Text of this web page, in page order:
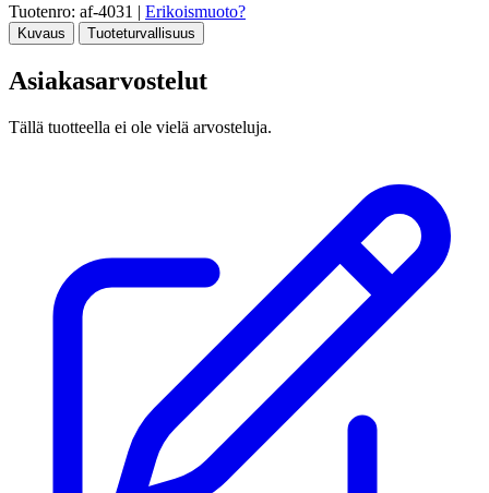
Tuotenro: af-4031 | Erikoismuoto?
Kuvaus Tuoteturvallisuus
Asiakasarvostelut
Tällä tuotteella ei ole vielä arvosteluja.